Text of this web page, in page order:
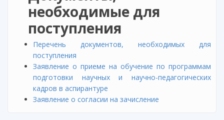
необходимые для
поступления
Перечень документов, необходимых для
поступления
Заявление о приеме на обучение по программам
подготовки научных и научно-педагогических
кадров в аспирантуре
Заявление о согласии на зачисление